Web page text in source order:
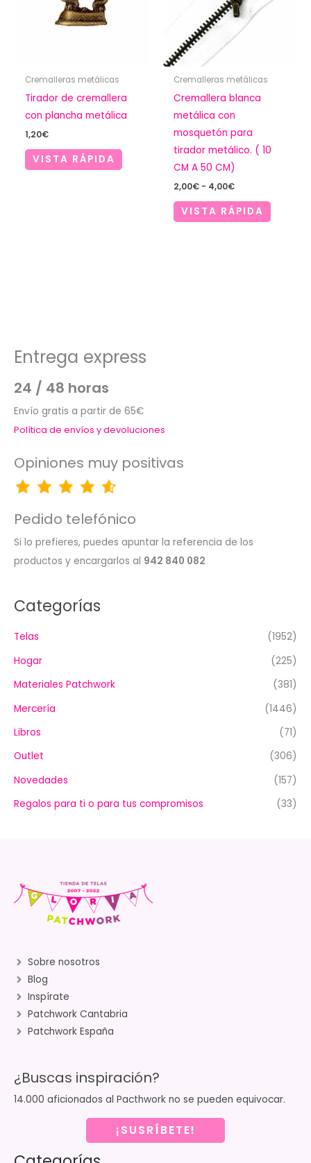
Cremalleras metálicas
Tirador de cremallera
con plancha metálica
1,20€
VISTA RÁPIDA
Cremalleras metálicas
Cremallera blanca
metálica con
mosquetón para
tirador metálico. ( 10
CM A 50 CM)
2,00€ - 4,00€Rango
precios:
VISTA RÁPIDA
Entrega express
24 / 48 horas
Envío gratis a partir de 65€
Política de envíos y devoluciones
Opiniones muy positivas
Pedido telefónico
Si lo prefieres, puedes apuntar la referencia de los
productos y encargarlos al 942 840 082
Categorías
Telas
(1952)
Hogar
(225)
Materiales Patchwork
(381)
Mercería
(1446)
Libros
(71)
Outlet
(306)
Novedades
(157)
Regalos para ti o para tus compromisos
(33)
Sobre nosotros
Blog
Inspírate
Patchwork Cantabria
Patchwork España
¿Buscas inspiración?
14.000 aficionados al Pacthwork no se pueden equivocar.
¡SUSRÍBETE!